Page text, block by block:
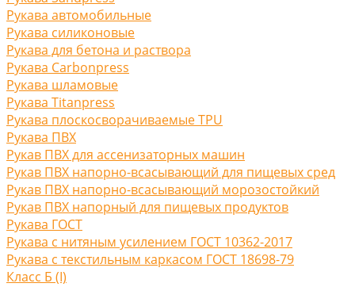
Рукава автомобильные
Рукава силиконовые
Рукава для бетона и раствора
Рукава Carbonpress
Рукава шламовые
Рукава Titanpress
Рукава плоскосворачиваемые TPU
Рукава ПВХ
Рукав ПВХ для ассенизаторных машин
Рукав ПВХ напорно-всасывающий для пищевых сред
Рукав ПВХ напорно-всасывающий морозостойкий
Рукав ПВХ напорный для пищевых продуктов
Рукава ГОСТ
Рукава с нитяным усилением ГОСТ 10362-2017
Рукава с текстильным каркасом ГОСТ 18698-79
Класс Б (I)